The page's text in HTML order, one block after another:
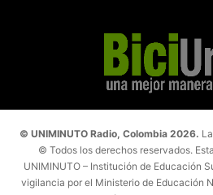
© UNIMINUTO Radio, Colombia 2026.
© Todos los derechos reservados.
UNIMINUTO – Institución de Educación
vigilancia por el Ministerio de Educación